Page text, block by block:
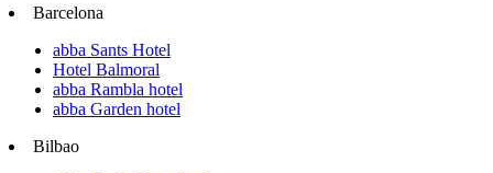
Barcelona
abba Sants Hotel
Hotel Balmoral
abba Rambla hotel
abba Garden hotel
Bilbao